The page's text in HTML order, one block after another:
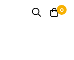
0